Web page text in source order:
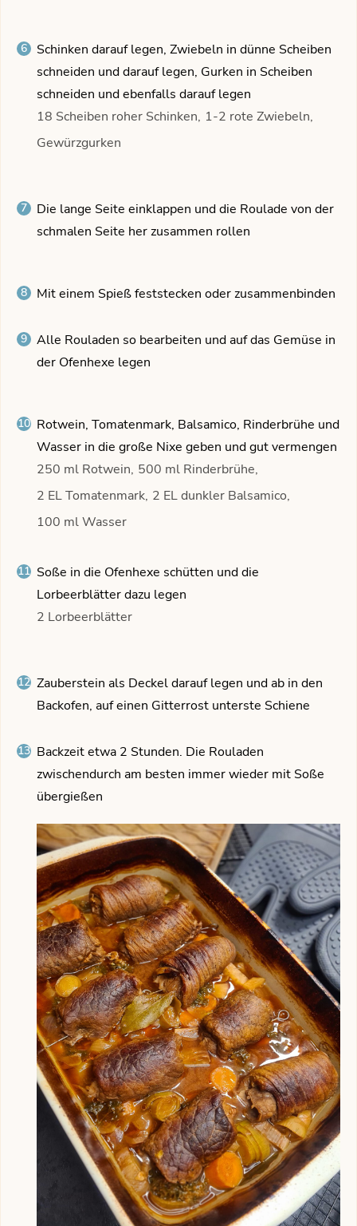
Schinken darauf legen, Zwiebeln in dünne Scheiben
schneiden und darauf legen, Gurken in Scheiben
schneiden und ebenfalls darauf legen
18 Scheiben roher Schinken, 1-2 rote Zwiebeln,
Gewürzgurken
Die lange Seite einklappen und die Roulade von der
schmalen Seite her zusammen rollen
Mit einem Spieß feststecken oder zusammenbinden
Alle Rouladen so bearbeiten und auf das Gemüse in
der Ofenhexe legen
Rotwein, Tomatenmark, Balsamico, Rinderbrühe und
Wasser in die große Nixe geben und gut vermengen
250 ml Rotwein, 500 ml Rinderbrühe,
2 EL Tomatenmark, 2 EL dunkler Balsamico,
100 ml Wasser
Soße in die Ofenhexe schütten und die
Lorbeerblätter dazu legen
2 Lorbeerblätter
Zauberstein als Deckel darauf legen und ab in den
Backofen, auf einen Gitterrost unterste Schiene
Backzeit etwa 2 Stunden. Die Rouladen
zwischendurch am besten immer wieder mit Soße
übergießen